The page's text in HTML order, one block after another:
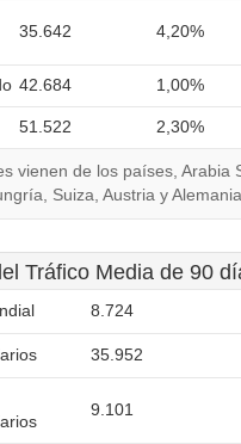
35.642 4,20%
42.684 1,00%
51.522 2,30%
vienen de los países, Arabia
Suiza, Austria y
Tráfico Media de 90
8.724
35.952
9.101